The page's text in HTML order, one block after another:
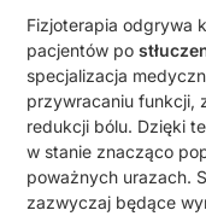
Fizjoterapia odgrywa
pacjentów po
specjalizacja
przywracaniu funkcji,
redukcji bólu. Dzięki
w stanie znacząco
poważnych urazach.
zazwyczaj będące